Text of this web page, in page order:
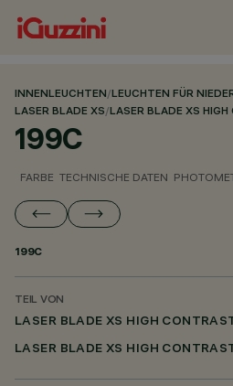
INNENLEUCHTEN/LEUCHTEN FÜR
LASER BLADE XS/LASER BLADE XS
199C
FARBE TECHNISCHE DATEN
199C
TEIL VON
LASER BLADE XS HIGH